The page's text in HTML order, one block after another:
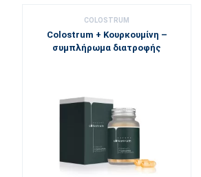
COLOSTRUM
Colostrum + Κουρκουμίνη –
συμπλήρωμα διατροφής